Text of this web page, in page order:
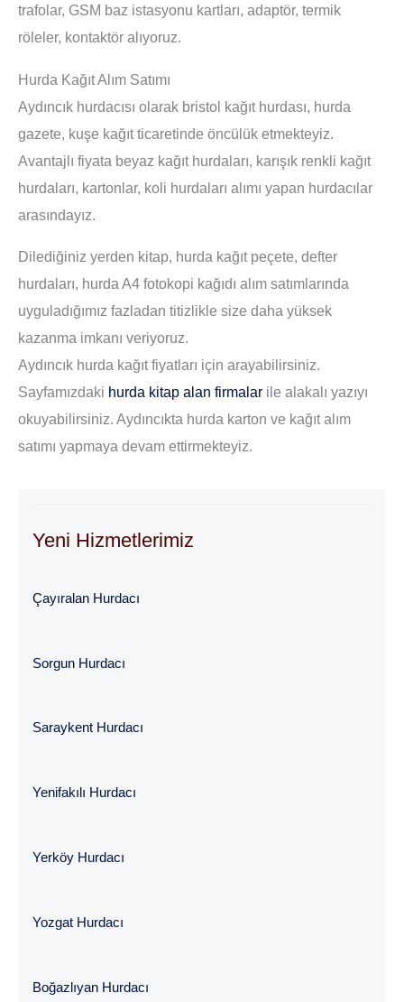
trafolar, GSM baz istasyonu kartları, adaptör, termik
röleler, kontaktör alıyoruz.
Hurda Kağıt Alım Satımı
Aydıncık hurdacısı olarak bristol kağıt hurdası, hurda
gazete, kuşe kağıt ticaretinde öncülük etmekteyiz.
Avantajlı fiyata beyaz kağıt hurdaları, karışık renkli kağıt
hurdaları, kartonlar, koli hurdaları alımı yapan hurdacılar
arasındayız.
Dilediğiniz yerden kitap, hurda kağıt peçete, defter
hurdaları, hurda A4 fotokopi kağıdı alım satımlarında
uyguladığımız fazladan titizlikle size daha yüksek
kazanma imkanı veriyoruz.
Aydıncık hurda kağıt fiyatları için arayabilirsiniz.
Sayfamızdaki hurda kitap alan firmalar ile alakalı yazıyı
okuyabilirsiniz. Aydıncıkta hurda karton ve kağıt alım
satımı yapmaya devam ettirmekteyiz.
Yeni Hizmetlerimiz
Çayıralan Hurdacı
Sorgun Hurdacı
Saraykent Hurdacı
Yenifakılı Hurdacı
Yerköy Hurdacı
Yozgat Hurdacı
Boğazlıyan Hurdacı